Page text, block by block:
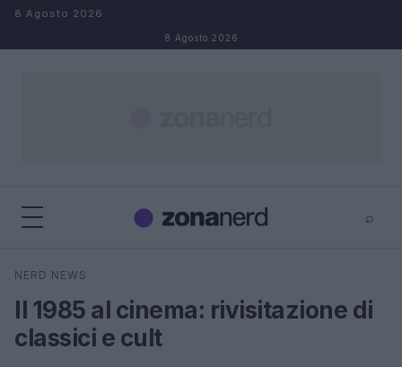
Salta al contenuto
8 Agosto 2026
8 Agosto 2026
⌕
Cerca
NERD NEWS
Il 1985 al cinema: rivisitazione di
classici e cult